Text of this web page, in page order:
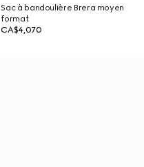
Sac à bandoulière Brera moyen
format
CA$4,070